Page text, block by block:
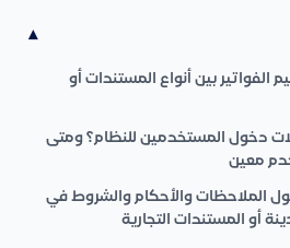
▾
بين أنواع المستندات أو
دخول المستخدمين للنظام؟ ومتى
معين
الملاحظات والأحكام والشروط في
أو المستندات التجارية